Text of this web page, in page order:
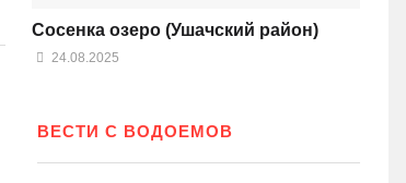
Сосенка озеро (Ушачский район)
24.08.2025
ВЕСТИ С ВОДОЕМОВ